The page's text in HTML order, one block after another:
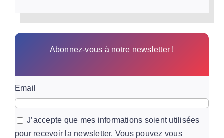
Abonnez-vous à notre newsletter !
Email
J’accepte que mes informations soient utilisées
pour recevoir la newsletter. Vous pouvez vous